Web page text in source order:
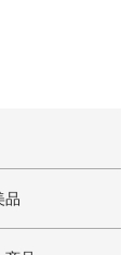
品